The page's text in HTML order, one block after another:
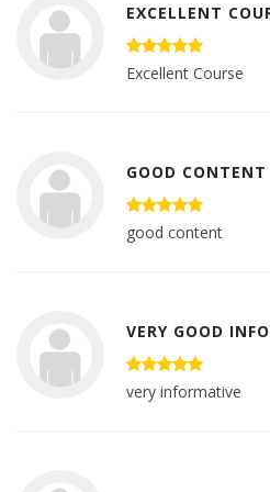
EXCELLENT
Excellent Course
GOOD CONTENT
good content
VERY GOOD
very informative